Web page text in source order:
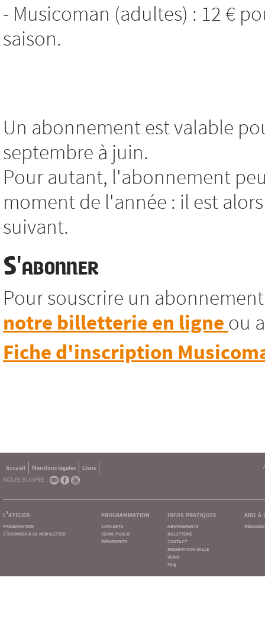
- Musicoman (adultes) : 12 €
saison.
Un abonnement est valable
septembre à juin.
Pour autant, l'abonnement
moment de l'année : il est
suivant.
S'abonner
Pour souscrire un
notre billetterie en ligne ou
Fiche d'inscription
Accueil Mentions légales
Liens
NOUS SUIVRE :
l'atelier
présentation
s'abonner à la newsletter
programmation
concerts
jeune public
événements
infos pratiques
abonnements
billetterie
contact
reservation salle
venir
faq
aide